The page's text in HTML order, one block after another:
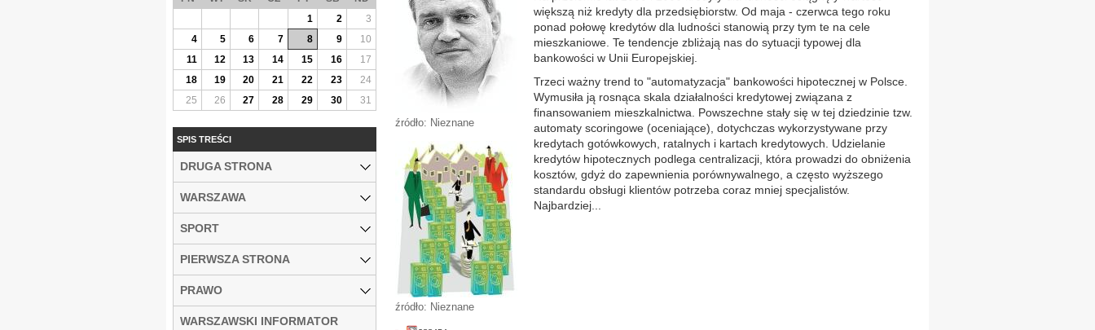
źródło: Nieznane
źródło: Nieznane
większą niż kredyty dla przedsiębiorstw. Od maja - czerwca tego roku
ponad połowę kredytów dla ludności stanowią przy tym te na cele
mieszkaniowe. Te tendencje zbliżają nas do sytuacji typowej dla
bankowości w Unii Europejskiej.
Trzeci ważny trend to "automatyzacja" bankowości hipotecznej w Polsce.
Wymusiła ją rosnąca skala działalności kredytowej związana z
finansowaniem mieszkalnictwa. Powszechne stały się w tej dziedzinie tzw.
automaty scoringowe (oceniające), dotychczas wykorzystywane przy
kredytach gotówkowych, ratalnych i kartach kredytowych. Udzielanie
kredytów hipotecznych podlega centralizacji, która prowadzi do obniżenia
kosztów, gdyż do zapewnienia porównywalnego, a często wyższego
standardu obsługi klientów potrzeba coraz mniej specjalistów.
Najbardziej...
1
2
3
4
5 6 7 8 9
10
11
12 13 14 15 16
17
18
19 20 21 22 23
24
25
26 27 28 29 30 31
SPIS TREŚCI
DRUGA STRONA
WARSZAWA
SPORT
PIERWSZA STRONA
PRAWO
WARSZAWSKI INFORMATOR